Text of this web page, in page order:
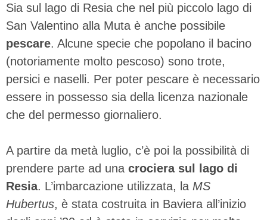
Sia sul lago di Resia che nel più piccolo lago di
San Valentino alla Muta è anche possibile
pescare. Alcune specie che popolano il bacino
(notoriamente molto pescoso) sono trote,
persici e naselli. Per poter pescare è necessario
essere in possesso sia della licenza nazionale
che del permesso giornaliero.
A partire da metà luglio, c’è poi la possibilità di
prendere parte ad una crociera sul lago di
Resia. L’imbarcazione utilizzata, la MS
Hubertus, è stata costruita in Baviera all’inizio